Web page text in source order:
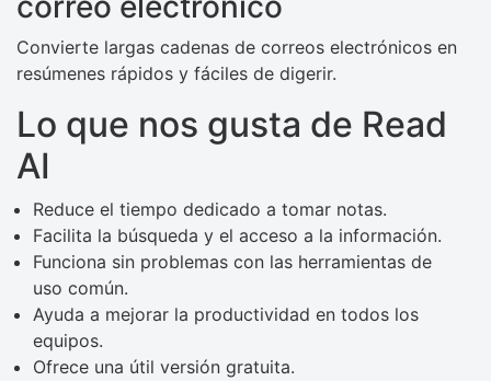
Convierte largas cadenas de correos electrónicos en
resúmenes rápidos y fáciles de digerir.
Lo que nos gusta de Read
AI
Reduce el tiempo dedicado a tomar notas.
Facilita la búsqueda y el acceso a la información.
Funciona sin problemas con las herramientas de
uso común.
Ayuda a mejorar la productividad en todos los
equipos.
Ofrece una útil versión gratuita.